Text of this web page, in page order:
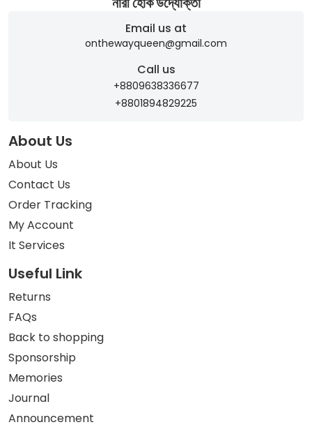
Email us at
onthewayqueen@gmail.com
Call us
+8809638336677
+8801894829225
About Us
About Us
Contact Us
Order Tracking
My Account
It Services
Useful Link
Returns
FAQs
Back to shopping
Sponsorship
Memories
Journal
Announcement